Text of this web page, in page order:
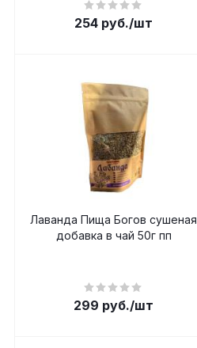
254 руб./шт
Лаванда Пища Богов сушеная
добавка в чай 50г пп
299 руб./шт